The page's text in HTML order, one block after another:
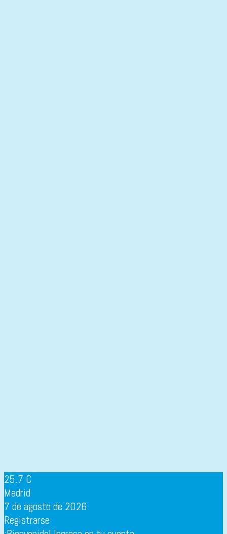
25.7 C
Madrid
7 de agosto de 2026
Registrarse